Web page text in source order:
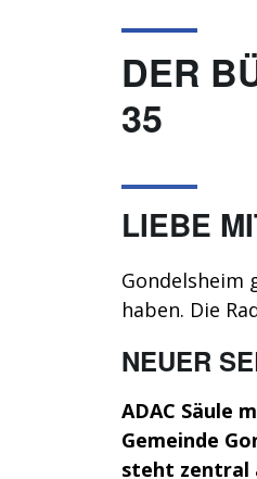
DER
35
LIEBE
Gondelsheim
haben. Die
NEUER
ADAC Säule
Gemeinde
steht zentral